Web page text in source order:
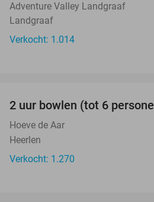
Adventure Valley Landgraaf
Landgraaf
Verkocht: 1.014
2 uur bowlen (tot 6
Hoeve de Aar
Heerlen
Verkocht: 1.270